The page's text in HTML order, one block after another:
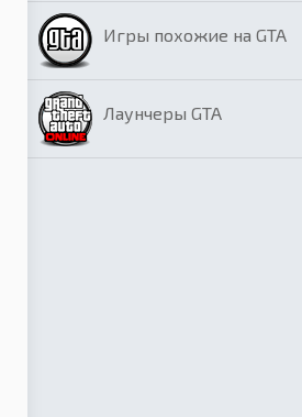
Игры похожие на GTA
Лаунчеры GTA